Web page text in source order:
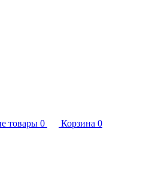
товары 0 Корзина 0